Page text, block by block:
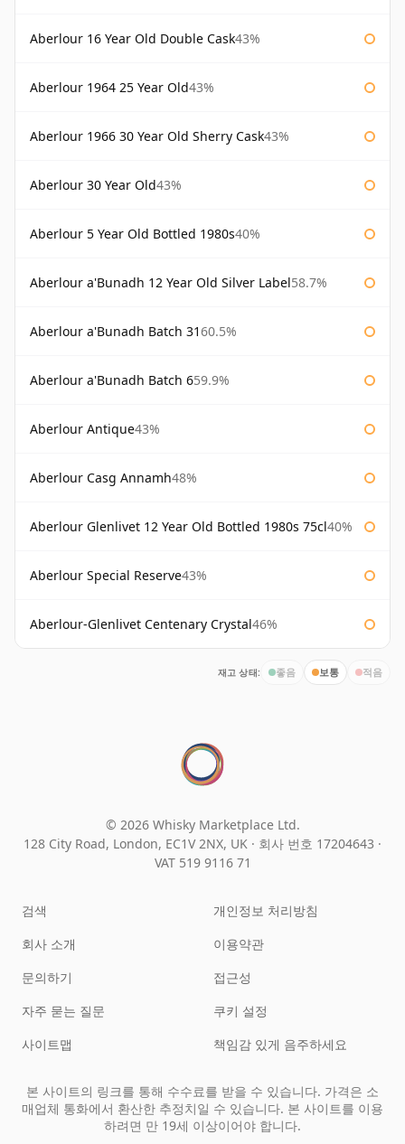
Aberlour 16 Year Old Double Cask43%
Aberlour 1964 25 Year Old43%
Aberlour 1966 30 Year Old Sherry Cask43%
Aberlour 30 Year Old43%
Aberlour 5 Year Old Bottled 1980s40%
Aberlour a'Bunadh 12 Year Old Silver Label58.7%
Aberlour a'Bunadh Batch 3160.5%
Aberlour a'Bunadh Batch 659.9%
Aberlour Antique43%
Aberlour Casg Annamh48%
Aberlour Glenlivet 12 Year Old Bottled 1980s 75cl40%
Aberlour Special Reserve43%
Aberlour-Glenlivet Centenary Crystal46%
재고 상태: 좋음 보통 적음
© 2026 Whisky Marketplace Ltd.
128 City Road, London, EC1V 2NX, UK · 회사 번호 17204643 ·
VAT 519 9116 71
검색
회사 소개
문의하기
자주 묻는 질문
사이트맵
개인정보 처리방침
이용약관
접근성
쿠키 설정
책임감 있게 음주하세요
본 사이트의 링크를 통해 수수료를 받을 수 있습니다. 가격은 소
매업체 통화에서 환산한 추정치일 수 있습니다. 본 사이트를 이용
하려면 만 19세 이상이어야 합니다.